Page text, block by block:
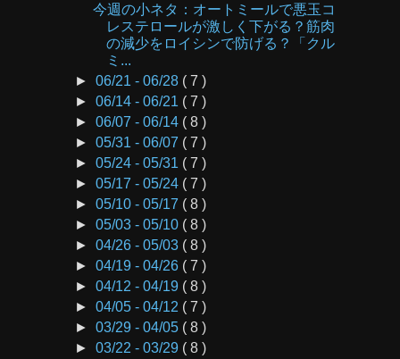
今週の小ネタ：オートミールで悪玉コ
レステロールが激しく下がる？筋肉
の減少をロイシンで防げる？「クル
ミ...
►06/21 - 06/28 ( 7 )
►06/14 - 06/21 ( 7 )
►06/07 - 06/14 ( 8 )
►05/31 - 06/07 ( 7 )
►05/24 - 05/31 ( 7 )
►05/17 - 05/24 ( 7 )
►05/10 - 05/17 ( 8 )
►05/03 - 05/10 ( 8 )
►04/26 - 05/03 ( 8 )
►04/19 - 04/26 ( 7 )
►04/12 - 04/19 ( 8 )
►04/05 - 04/12 ( 7 )
►03/29 - 04/05 ( 8 )
►03/22 - 03/29 ( 8 )